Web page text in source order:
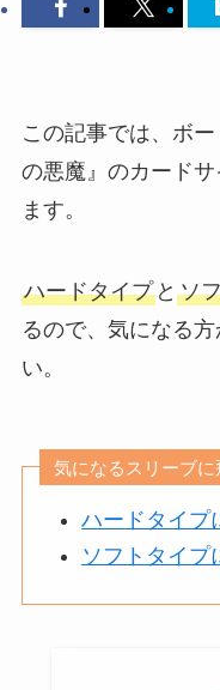
この記事では、ボ
の悪魔』のカード
ます。
ハードタイプと ソ
るので、気になる
い。
気になるスリーブに
ハードタイプ
ソフトタイプ